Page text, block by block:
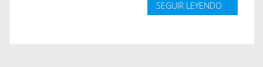
SEGUIR LEYENDO